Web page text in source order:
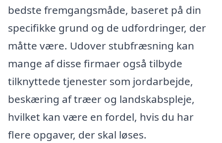
bedste fremgangsmåde, baseret på din
specifikke grund og de udfordringer, der
måtte være. Udover stubfræsning kan
mange af disse firmaer også tilbyde
tilknyttede tjenester som jordarbejde,
beskæring af træer og landskabspleje,
hvilket kan være en fordel, hvis du har
flere opgaver, der skal løses.